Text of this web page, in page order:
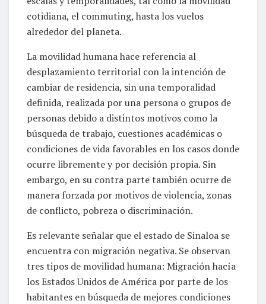
cotidiana, el commuting, hasta los vuelos
alrededor del planeta.
La movilidad humana hace referencia al
desplazamiento territorial con la intención de
cambiar de residencia, sin una temporalidad
definida, realizada por una persona o grupos de
personas debido a distintos motivos como la
búsqueda de trabajo, cuestiones académicas o
condiciones de vida favorables en los casos donde
ocurre libremente y por decisión propia. Sin
embargo, en su contra parte también ocurre de
manera forzada por motivos de violencia, zonas
de conflicto, pobreza o discriminación.
Es relevante señalar que el estado de Sinaloa se
encuentra con migración negativa. Se observan
tres tipos de movilidad humana: Migración hacía
los Estados Unidos de América por parte de los
habitantes en búsqueda de mejores condiciones